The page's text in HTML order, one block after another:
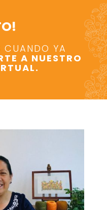
CUANDO YA
A NUESTRO